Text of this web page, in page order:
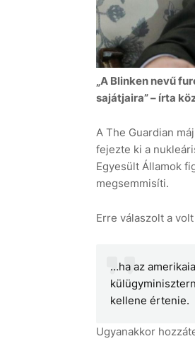
„A Blinken nevű
sajátjaira” – írta
A The Guardian
fejezte ki a
Egyesült Államok
megsemmisíti.
Erre válaszolt a
…ha az
kellene értenie.
Ugyanakkor